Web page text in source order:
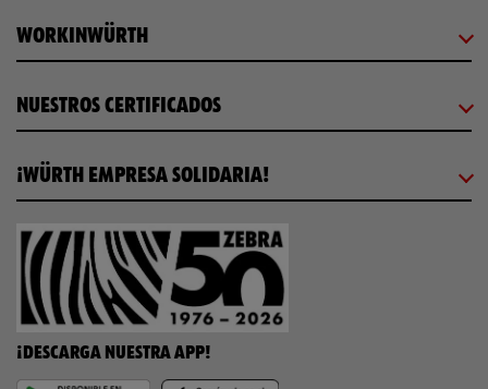
WORKINWÜRTH
NUESTROS CERTIFICADOS
¡WÜRTH EMPRESA SOLIDARIA!
¡DESCARGA NUESTRA APP!